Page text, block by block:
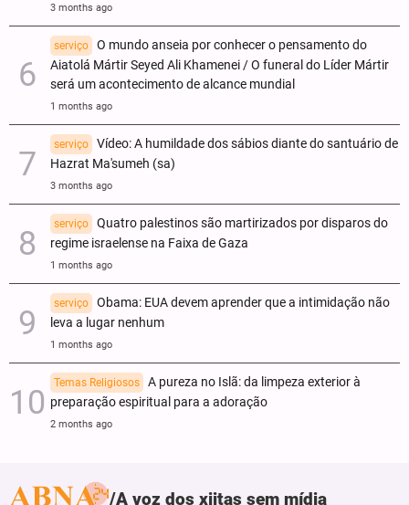
3 months ago
serviço
O mundo anseia por conhecer o pensamento do
Aiatolá Mártir Seyed Ali Khamenei / O funeral do Líder Mártir
será um acontecimento de alcance mundial
1 months ago
serviço
Vídeo: A humildade dos sábios diante do santuário de
Hazrat Ma'sumeh (sa)
3 months ago
serviço
Quatro palestinos são martirizados por disparos do
regime israelense na Faixa de Gaza
1 months ago
serviço
Obama: EUA devem aprender que a intimidação não
leva a lugar nenhum
1 months ago
Temas Religiosos
A pureza no Islã: da limpeza exterior à
preparação espiritual para a adoração
2 months ago
A voz dos xiitas sem mídia